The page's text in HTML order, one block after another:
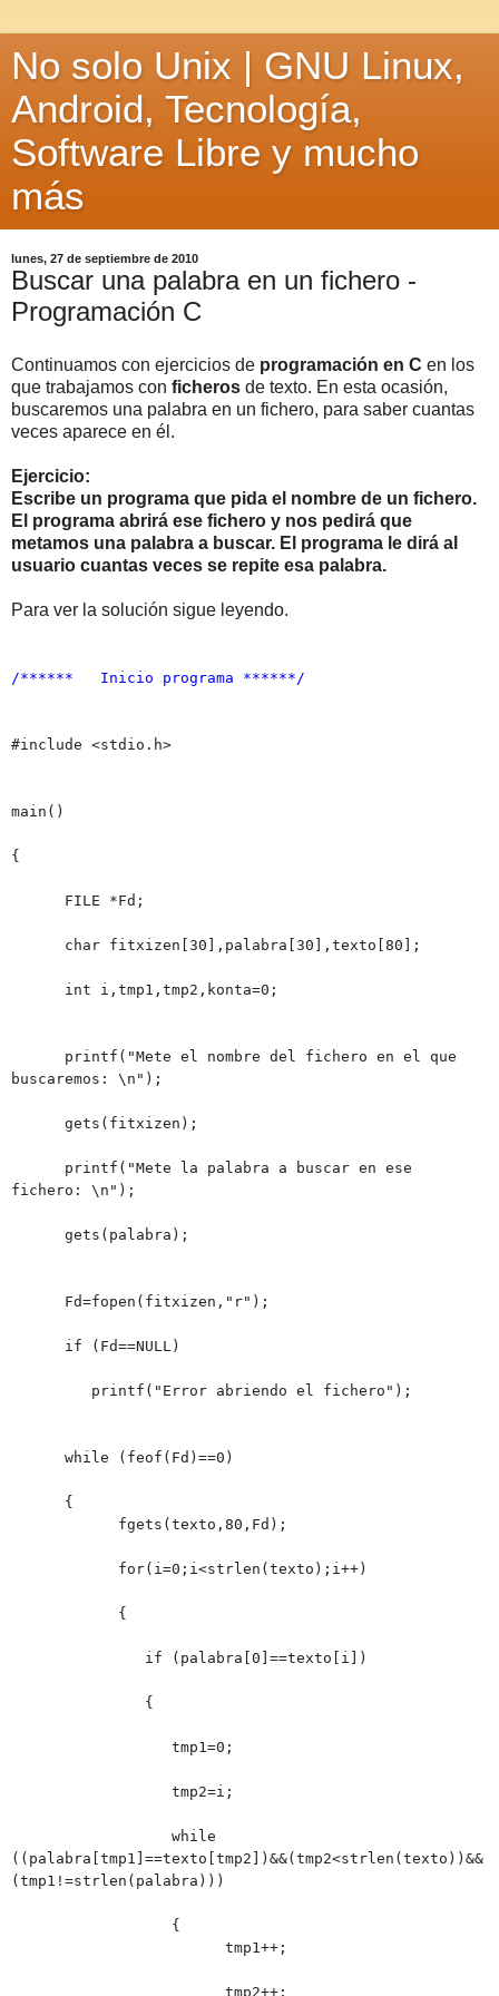
No solo Unix | GNU Linux,
Android, Tecnología,
Software Libre y mucho
más
lunes, 27 de septiembre de 2010
Buscar una palabra en un fichero -
Programación C
Continuamos con ejercicios de programación en C en los
que trabajamos con ficheros de texto. En esta ocasión,
buscaremos una palabra en un fichero, para saber cuantas
veces aparece en él.
Ejercicio:
Escribe un programa que pida el nombre de un fichero.
El programa abrirá ese fichero y nos pedirá que
metamos una palabra a buscar. El programa le dirá al
usuario cuantas veces se repite esa palabra.
Para ver la solución sigue leyendo.
/****** Inicio programa ******/
#include <stdio.h>
main()
{
FILE *Fd;
char fitxizen[30],palabra[30],texto[80];
int i,tmp1,tmp2,konta=0;
printf("Mete el nombre del fichero en el que
buscaremos: \n");
gets(fitxizen);
printf("Mete la palabra a buscar en ese
fichero: \n");
gets(palabra);
Fd=fopen(fitxizen,"r");
if (Fd==NULL)
printf("Error abriendo el fichero");
while (feof(Fd)==0)
{
fgets(texto,80,Fd);
for(i=0;i<strlen(texto);i++)
{
if (palabra[0]==texto[i])
{
tmp1=0;
tmp2=i;
while
((palabra[tmp1]==texto[tmp2])&&(tmp2<strlen(texto))&&
(tmp1!=strlen(palabra)))
{
tmp1++;
tmp2++;